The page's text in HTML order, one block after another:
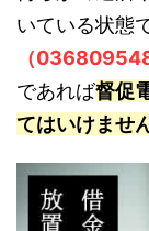
いている状態
（
であれば督促
てはいけません